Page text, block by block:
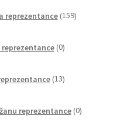
reprezentance 159izdelkov
0izdelkov
13izdelkov
reprezentance 0izdelkov